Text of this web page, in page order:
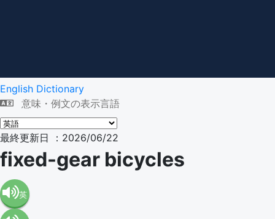
English Dictionary
意味・例文の表示言語
最終更新日 ：2026/06/22
fixed-gear bicycles
英